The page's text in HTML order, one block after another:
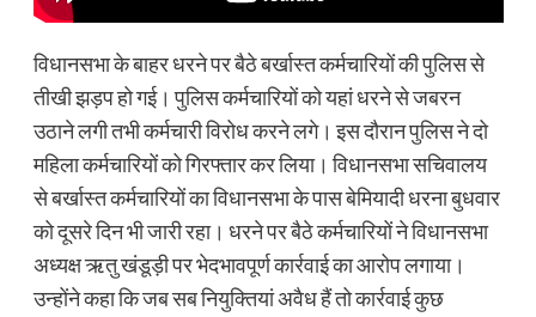
विधानसभा के बाहर धरने पर बैठे बर्खास्त कर्मचारियों की पुलिस से
तीखी झड़प हो गई। पुलिस कर्मचारियों को यहां धरने से जबरन
उठाने लगी तभी कर्मचारी विरोध करने लगे। इस दौरान पुलिस ने दो
महिला कर्मचारियों को गिरफ्तार कर लिया। विधानसभा सचिवालय
से बर्खास्त कर्मचारियों का विधानसभा के पास बेमियादी धरना बुधवार
को दूसरे दिन भी जारी रहा। धरने पर बैठे कर्मचारियों ने विधानसभा
अध्यक्ष ऋतु खंडूड़ी पर भेदभावपूर्ण कार्रवाई का आरोप लगाया।
उन्होंने कहा कि जब सब नियुक्तियां अवैध हैं तो कार्रवाई कुछ